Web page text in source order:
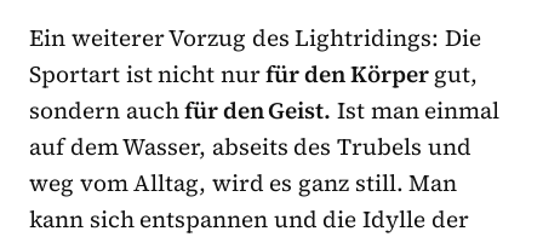
Ein weiterer Vorzug des Lightridings: Die
Sportart ist nicht nurfür den Körpergut,
sondern auchfür den Geist. Ist man einmal
auf dem Wasser, abseits des Trubels und
weg vom Alltag, wird es ganz still. Man
kann sich entspannen und die Idylle der